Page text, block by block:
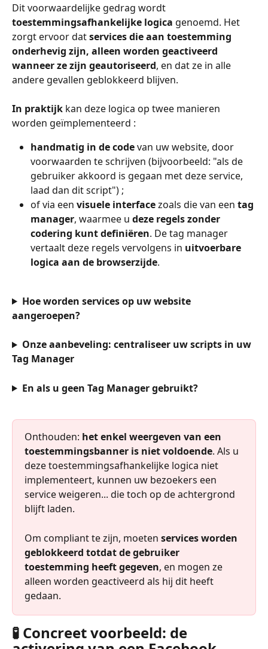
Dit voorwaardelijke gedrag wordt
toestemmingsafhankelijke logica genoemd. Het
zorgt ervoor dat services die aan toestemming
onderhevig zijn, alleen worden geactiveerd
wanneer ze zijn geautoriseerd, en dat ze in alle
andere gevallen geblokkeerd blijven.
In praktijk kan deze logica op twee manieren
worden geïmplementeerd :
handmatig in de code van uw website, door
voorwaarden te schrijven (bijvoorbeeld: "als de
gebruiker akkoord is gegaan met deze service,
laad dan dit script") ;
of via een visuele interface zoals die van een tag
manager, waarmee u deze regels zonder
codering kunt definiëren. De tag manager
vertaalt deze regels vervolgens in uitvoerbare
logica aan de browserzijde.
Hoe worden services op uw website
aangeroepen?
Onze aanbeveling: centraliseer uw scripts in uw
Tag Manager
En als u geen Tag Manager gebruikt?
Onthouden: het enkel weergeven van een
toestemmingsbanner is niet voldoende. Als u
deze toestemmingsafhankelijke logica niet
implementeert, kunnen uw bezoekers een
service weigeren... die toch op de achtergrond
blijft laden.
Om compliant te zijn, moeten services worden
geblokkeerd totdat de gebruiker
toestemming heeft gegeven, en mogen ze
alleen worden geactiveerd als hij dit heeft
gedaan.
🧪 Concreet voorbeeld: de